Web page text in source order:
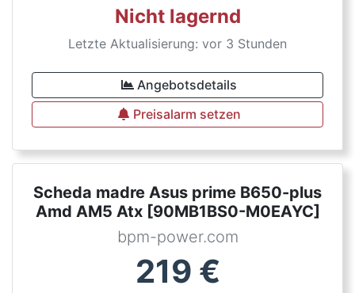
Nicht lagernd
Letzte Aktualisierung: vor 3 Stunden
Angebotsdetails
Preisalarm setzen
Scheda madre Asus prime B650-plus
Amd AM5 Atx [90MB1BS0-M0EAYC]
bpm-power.com
219 €